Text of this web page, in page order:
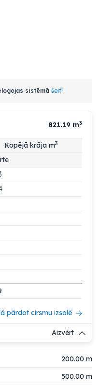
sistēmā šeit!
821.19 m3
Kopējā krāja m3
pārdot cirsmu izsolē
Aizvērt
200.00 m
500.00 m